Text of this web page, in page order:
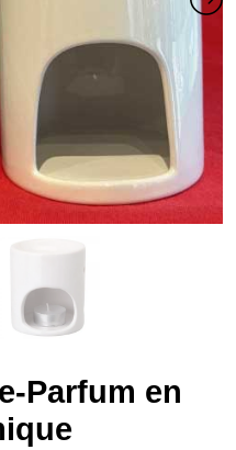
Parfum en